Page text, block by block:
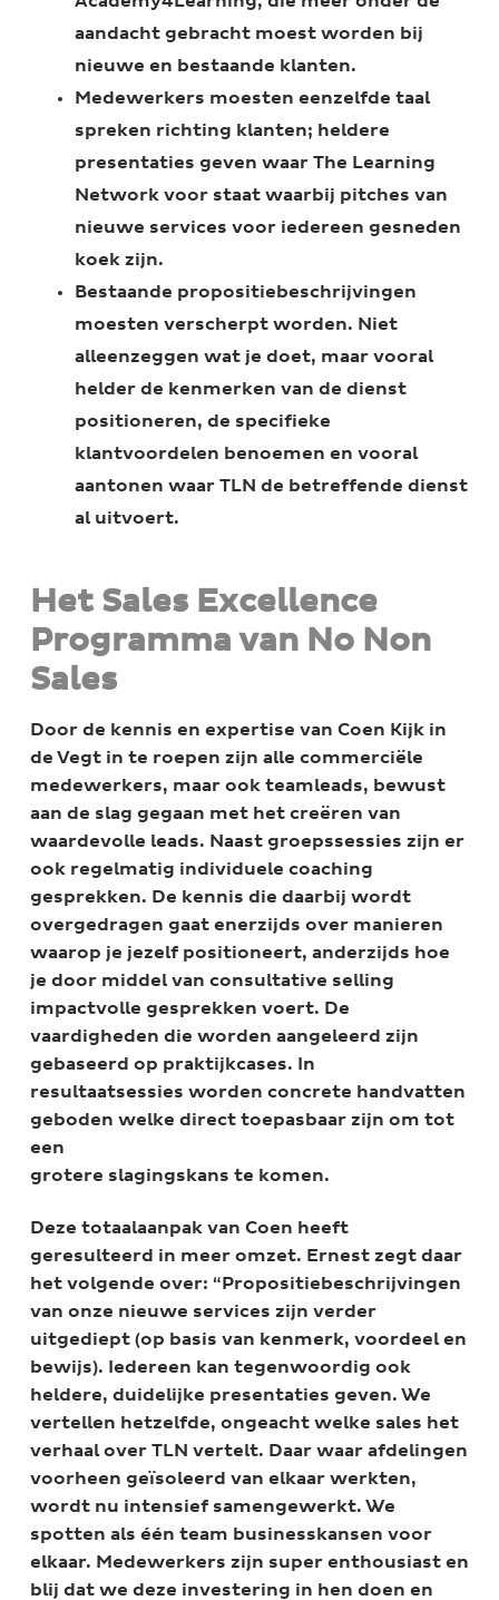
aandacht gebracht moest worden bij
nieuwe en bestaande klanten.
Medewerkers moesten eenzelfde taal
spreken richting klanten; heldere
presentaties geven waar The Learning
Network voor staat waarbij pitches van
nieuwe services voor iedereen gesneden
koek zijn.
Bestaande propositiebeschrijvingen
moesten verscherpt worden. Niet
alleenzeggen wat je doet, maar vooral
helder de kenmerken van de dienst
positioneren, de specifieke
klantvoordelen benoemen en vooral
aantonen waar TLN de betreffende dienst
al uitvoert.
Het Sales Excellence
Programma van No Non
Sales
Door de kennis en expertise van Coen Kijk in
de Vegt in te roepen zijn alle commerciële
medewerkers, maar ook teamleads, bewust
aan de slag gegaan met het creëren van
waardevolle leads. Naast groepssessies zijn er
ook regelmatig individuele coaching
gesprekken. De kennis die daarbij wordt
overgedragen gaat enerzijds over manieren
waarop je jezelf positioneert, anderzijds hoe
je door middel van consultative selling
impactvolle gesprekken voert. De
vaardigheden die worden aangeleerd zijn
gebaseerd op praktijkcases. In
resultaatsessies worden concrete handvatten
geboden welke direct toepasbaar zijn om tot
een
grotere slagingskans te komen.
Deze totaalaanpak van Coen heeft
geresulteerd in meer omzet. Ernest zegt daar
het volgende over: “Propositiebeschrijvingen
van onze nieuwe services zijn verder
uitgediept (op basis van kenmerk, voordeel en
bewijs). Iedereen kan tegenwoordig ook
heldere, duidelijke presentaties geven. We
vertellen hetzelfde, ongeacht welke sales het
verhaal over TLN vertelt. Daar waar afdelingen
voorheen geïsoleerd van elkaar werkten,
wordt nu intensief samengewerkt. We
spotten als één team businesskansen voor
elkaar. Medewerkers zijn super enthousiast en
blij dat we deze investering in hen doen en